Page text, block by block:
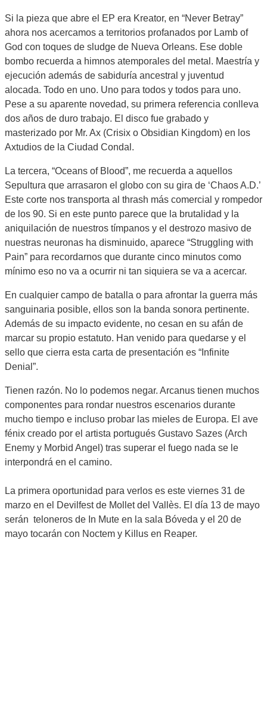
Si la pieza que abre el EP era Kreator, en “Never Betray”
ahora nos acercamos a territorios profanados por Lamb of
God con toques de sludge de Nueva Orleans. Ese doble
bombo recuerda a himnos atemporales del metal. Maestría y
ejecución además de sabiduría ancestral y juventud
alocada. Todo en uno. Uno para todos y todos para uno.
Pese a su aparente novedad, su primera referencia conlleva
dos años de duro trabajo. El disco fue grabado y
masterizado por Mr. Ax (Crisix o Obsidian Kingdom) en los
Axtudios de la Ciudad Condal.
La tercera, “Oceans of Blood”, me recuerda a aquellos
Sepultura que arrasaron el globo con su gira de ‘Chaos A.D.’
Este corte nos transporta al thrash más comercial y rompedor
de los 90. Si en este punto parece que la brutalidad y la
aniquilación de nuestros tímpanos y el destrozo masivo de
nuestras neuronas ha disminuido, aparece “Struggling with
Pain” para recordarnos que durante cinco minutos como
mínimo eso no va a ocurrir ni tan siquiera se va a acercar.
En cualquier campo de batalla o para afrontar la guerra más
sanguinaria posible, ellos son la banda sonora pertinente.
Además de su impacto evidente, no cesan en su afán de
marcar su propio estatuto. Han venido para quedarse y el
sello que cierra esta carta de presentación es “Infinite
Denial”.
Tienen razón. No lo podemos negar. Arcanus tienen muchos
componentes para rondar nuestros escenarios durante
mucho tiempo e incluso probar las mieles de Europa. El ave
fénix creado por el artista portugués Gustavo Sazes (Arch
Enemy y Morbid Angel) tras superar el fuego nada se le
interpondrá en el camino.
La primera oportunidad para verlos es este viernes 31 de
marzo en el Devilfest de Mollet del Vallès. El día 13 de mayo
serán teloneros de In Mute en la sala Bóveda y el 20 de
mayo tocarán con Noctem y Killus en Reaper.